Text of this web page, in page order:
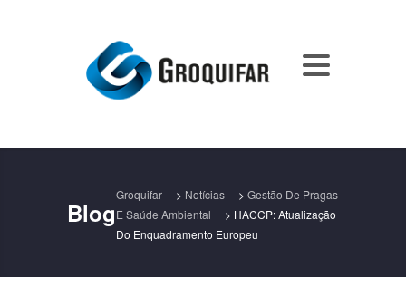
Blog
Groquifar > Notícias > Gestão De Pragas
E Saúde Ambiental
> HACCP: Atualização
Do Enquadramento Europeu